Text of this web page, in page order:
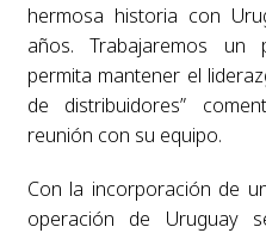
hermosa historia con
años. Trabajaremos
permita mantener el
de distribuidores”
reunión con su equipo.
Con la incorporación de
operación de Uruguay